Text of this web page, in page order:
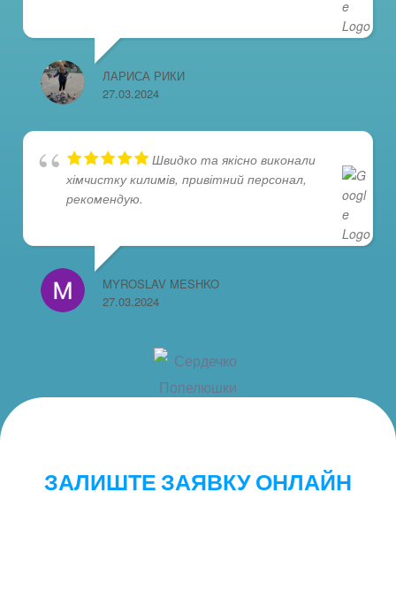
ЛАРИСА РИКИ
27.03.2024
Швидко та якісно виконали
хімчистку килимів, привітний персонал,
рекомендую.
MYROSLAV MESHKO
27.03.2024
ЗАЛИШТЕ ЗАЯВКУ ОНЛАЙН